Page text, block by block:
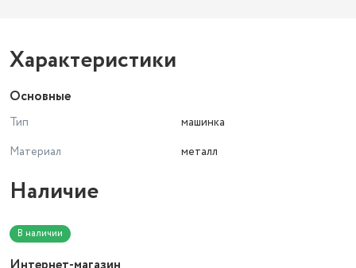
Характеристики
Основные
Тип
машинка
Материал
металл
Наличие
В наличии